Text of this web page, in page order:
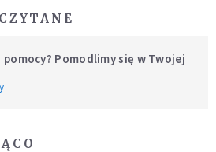
Pomodlimy się w Twojej